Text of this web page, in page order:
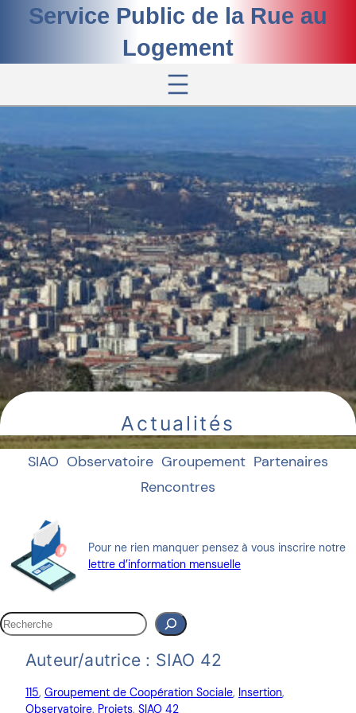
Service Public de la Rue au
Logement
Actualités
SIAO Observatoire Groupement Partenaires
Rencontres
Pour ne rien manquer pensez à vous inscrire notre
lettre d’information mensuelle
R
e
Auteur/autrice : SIAO 42
115, Groupement de Coopération Sociale, Insertion
Observatoire, Projets, SIAO 42